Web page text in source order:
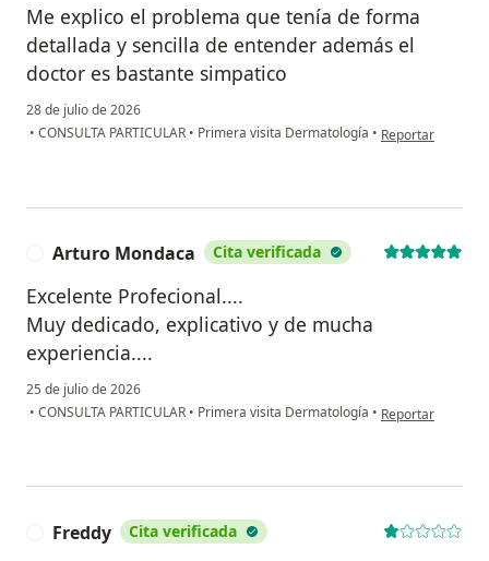
Me explico el problema que tenía de forma
detallada y sencilla de entender además el
doctor es bastante simpatico
28 de julio de 2026
• CONSULTA PARTICULAR • Primera visita Dermatología • en opinión del
Reportar
Arturo Mondaca Cita verificada
Excelente Profecional....
Muy dedicado, explicativo y de mucha
experiencia....
25 de julio de 2026
• CONSULTA PARTICULAR • Primera visita Dermatología • en opinión del
Reportar
Freddy Cita verificada